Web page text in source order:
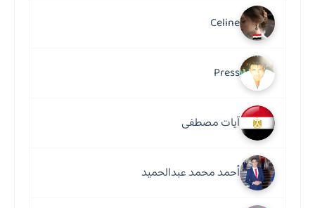
Celine
Press
آيات مصطفى
أحمد محمد عبدالحميد